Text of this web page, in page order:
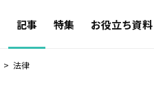
記事 特集 お役立ち資料
法律